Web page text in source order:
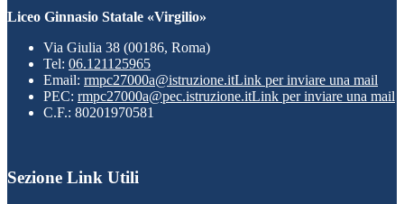
Liceo Ginnasio Statale «Virgilio»
Via Giulia 38 (00186, Roma)
Tel: 06.121125965
Email: rmpc27000a@istruzione.itLink per inviare una mail
PEC: rmpc27000a@pec.istruzione.itLink per inviare una mail
C.F.: 80201970581
Sezione Link Utili